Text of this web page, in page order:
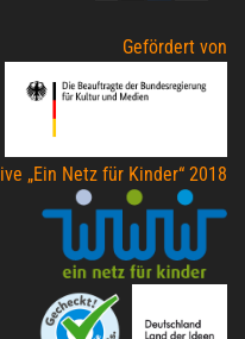
Gefördert von
„Ein Netz für Kinder“ 2018